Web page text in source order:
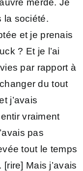
merde. Je
la société.
et je prenais
? Et je l’ai
par rapport à
du tout
j’avais
vraiment
pas
tout le temps
Mais j’avais